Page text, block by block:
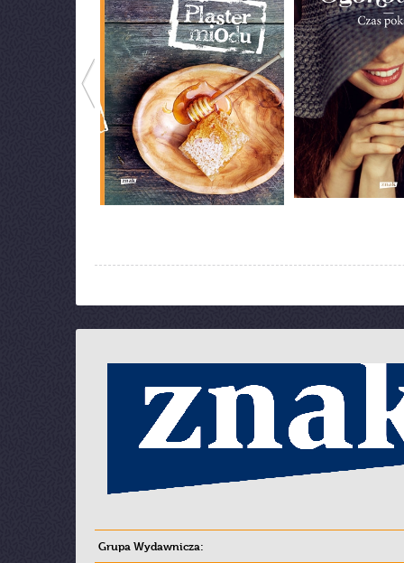
Grupa Wydawnicza: